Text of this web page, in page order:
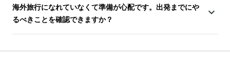
海外旅行になれていなくて準備が心配です。出発までにや
るべきことを確認できますか？